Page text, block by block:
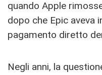
quando Apple
dopo che Epic aveva
pagamento diretto
Negli anni, la